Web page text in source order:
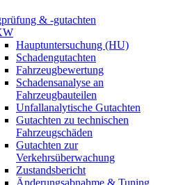
& -gutachten
Hauptuntersuchung (HU)
Schadengutachten
Fahrzeugbewertung
Schadensanalyse an
Fahrzeugbauteilen
Unfallanalytische Gutachten
Gutachten zu technischen
Fahrzeugschäden
Gutachten zur
Verkehrsüberwachung
Zustandsbericht
Änderungsabnahme & Tuning